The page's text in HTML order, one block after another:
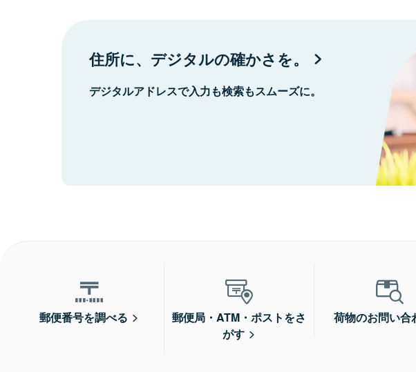
住所に、デジタルの確かさを。
デジタルアドレスで入力も検索もスムーズに。
郵便番号を調べる
郵便局・ATM・ポストをさ
がす
荷物のお問い合